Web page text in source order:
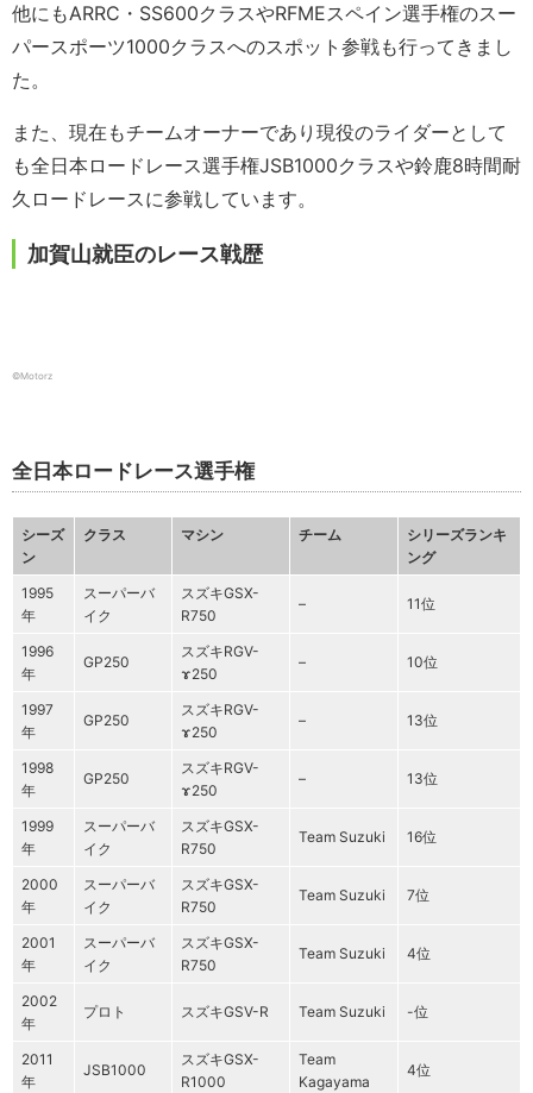
他にもARRC・SS600クラスやRFMEスペイン選手権のスー
パースポーツ1000クラスへのスポット参戦も行ってきまし
た。
また、現在もチームオーナーであり現役のライダーとして
も全日本ロードレース選手権JSB1000クラスや鈴鹿8時間耐
久ロードレースに参戦しています。
加賀山就臣のレース戦歴
©Motorz
全日本ロードレース選手権
シーズ
ン
クラス マシン チーム
シリーズランキ
ング
1995
年
スーパーバ
イク
スズキGSX-
R750
– 11位
1996
年
GP250
スズキRGV-
ɤ250
– 10位
1997
年
GP250
スズキRGV-
ɤ250
– 13位
1998
年
GP250
スズキRGV-
ɤ250
– 13位
1999
年
スーパーバ
イク
スズキGSX-
R750
Team Suzuki 16位
2000
年
スーパーバ
イク
スズキGSX-
R750
Team Suzuki 7位
2001
年
スーパーバ
イク
スズキGSX-
R750
Team Suzuki 4位
2002
年
プロト スズキGSV-R Team Suzuki -位
2011
年
JSB1000
スズキGSX-
R1000
Team
Kagayama
4位